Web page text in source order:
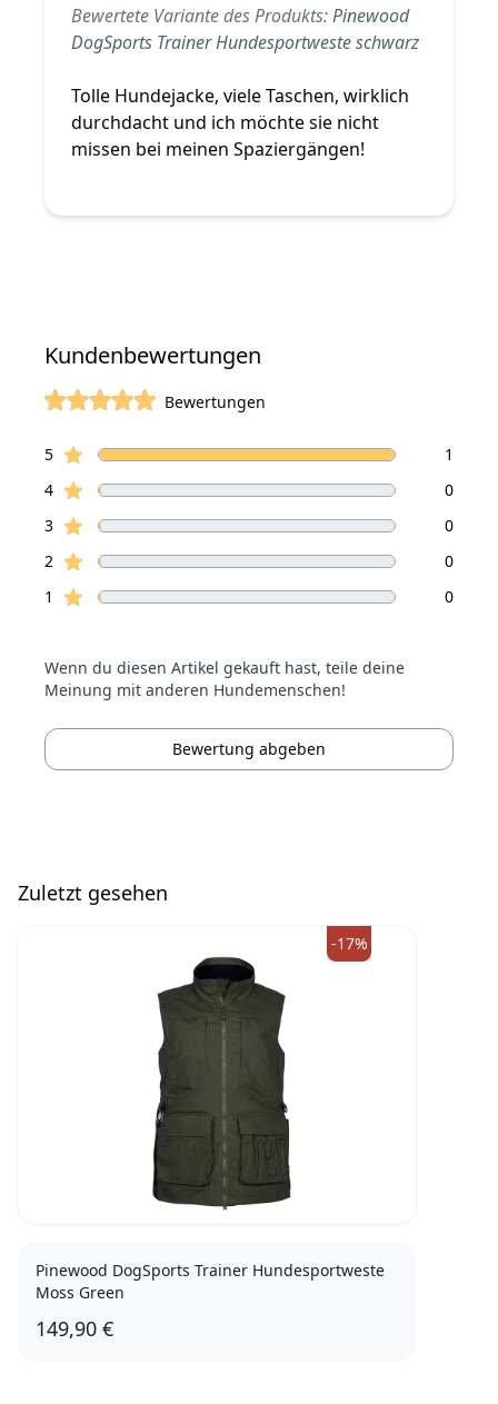
Bewertete Variante des Produkts:Pinewood
DogSports Trainer Hundesportweste schwarz
Tolle Hundejacke, viele Taschen, wirklich
durchdacht und ich möchte sie nicht
missen bei meinen Spaziergängen!
Kundenbewertungen
Bewertungen
Bewertungen
5Sterne Bewertungen
1
4Sterne Bewertungen
0
3Sterne Bewertungen
0
2 Sterne Bewertungen
0
1
Sterne Bewertungen 0
Wenn du diesen Artikel gekauft hast, teile deine
Meinung mit anderen Hundemenschen!
Bewertung abgeben
Zuletzt gesehen
-17%
Pinewood DogSports Trainer Hundesportweste
Moss Green
149,90 €